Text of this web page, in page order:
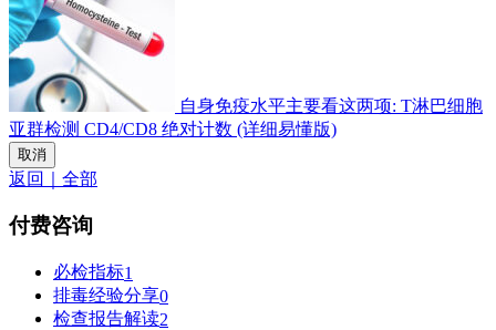
自身免疫水平主要看这两项: T淋巴细胞
亚群检测 CD4/CD8 绝对计数 (详细易懂版)
取消
返回｜全部
付费咨询
必检指标1
排毒经验分享0
检查报告解读2